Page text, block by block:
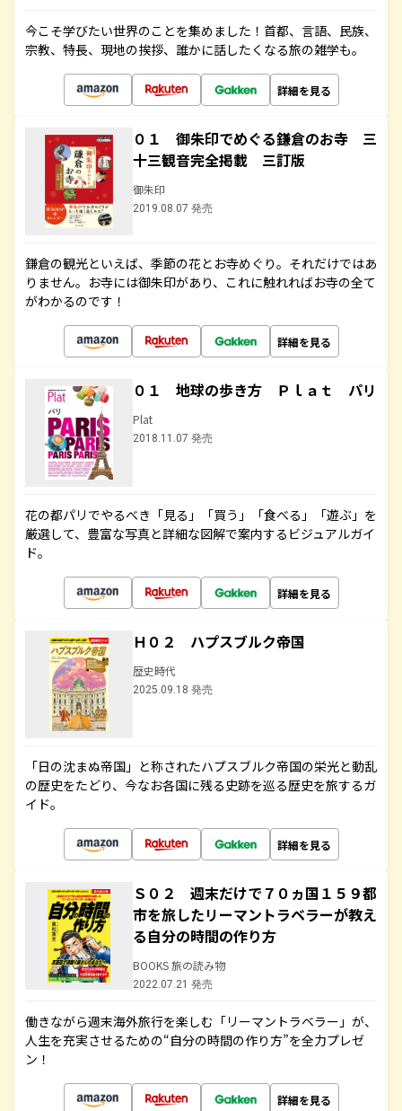
今こそ学びたい世界のことを集めました！首都、言語、民族、
宗教、特長、現地の挨拶、誰かに話したくなる旅の雑学も。
詳細を見る
０１ 御朱印でめぐる鎌倉のお寺 三
十三観音完全掲載 三訂版
御朱印
2019.08.07 発売
鎌倉の観光といえば、季節の花とお寺めぐり。それだけではあ
りません。お寺には御朱印があり、これに触れればお寺の全て
がわかるのです！
詳細を見る
０１ 地球の歩き方 Ｐｌａｔ パリ
Plat
2018.11.07 発売
花の都パリでやるべき「見る」「買う」「食べる」「遊ぶ」を
厳選して、豊富な写真と詳細な図解で案内するビジュアルガイ
ド。
詳細を見る
Ｈ０２ ハプスブルク帝国
歴史時代
2025.09.18 発売
「日の沈まぬ帝国」と称されたハプスブルク帝国の栄光と動乱
の歴史をたどり、今なお各国に残る史跡を巡る歴史を旅するガ
イド。
詳細を見る
Ｓ０２ 週末だけで７０ヵ国１５９都
市を旅したリーマントラベラーが教え
る自分の時間の作り方
BOOKS 旅の読み物
2022.07.21 発売
働きながら週末海外旅行を楽しむ「リーマントラベラー」が、
人生を充実させるための“自分の時間の作り方”を全力プレゼ
ン！
詳細を見る